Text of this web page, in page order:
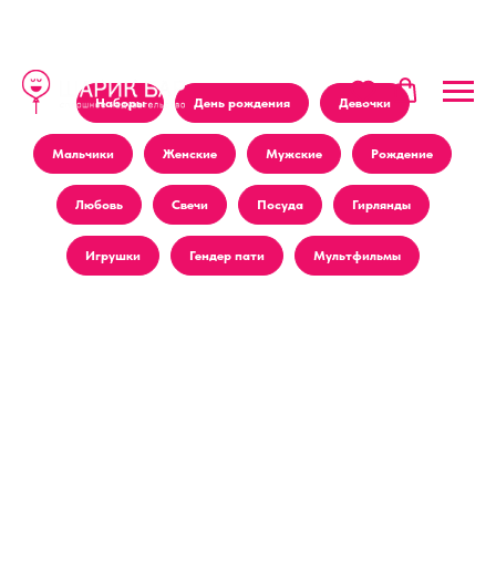
Наборы День рождения Девочки
Мальчики Женские Мужские Рождение
Любовь Свечи Посуда Гирлянды
Игрушки Гендер пати Мультфильмы